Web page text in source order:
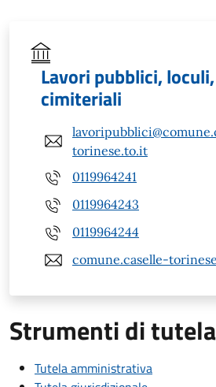
Lavori pubblici,
cimiteriali
torinese.to.it
0119964241
0119964243
0119964244
comune.caselle-
Strumenti di tutela
Tutela amministrativa